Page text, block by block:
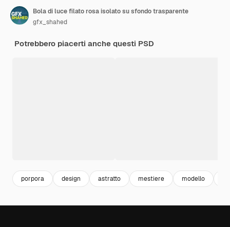
Bola di luce filato rosa isolato su sfondo trasparente
gfx_shahed
Potrebbero piacerti anche questi PSD
porpora design astratto mestiere modello